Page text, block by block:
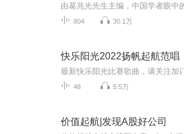
由葛兆光先生主编，中国学者眼中
804 30.1万
快乐阳光2022扬帆起航范唱
48 5.5万
价值起航|发现A股好公司